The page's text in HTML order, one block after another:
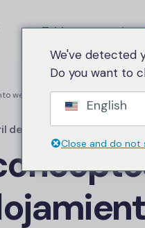
Tabla comparativa
web, fáciles de entender para
de 2025 2,5K puntos de
We've detected
Do you want to
English
Close and do not